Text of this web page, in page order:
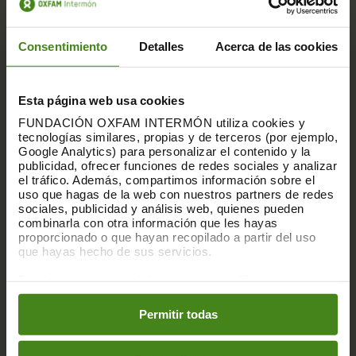
Consentimiento Detalles Acerca de las cookies
Esta página web usa cookies
FUNDACIÓN OXFAM INTERMÓN utiliza cookies y
tecnologías similares, propias y de terceros (por ejemplo,
Google Analytics) para personalizar el contenido y la
publicidad, ofrecer funciones de redes sociales y analizar
el tráfico. Además, compartimos información sobre el
uso que hagas de la web con nuestros partners de redes
sociales, publicidad y análisis web, quienes pueden
combinarla con otra información que les hayas
proporcionado o que hayan recopilado a partir del uso
que hayas hecho de sus servicios.
preferencias accediendo a nuestraPolítica de Cookieso
en los botones facilitados a continuación:
Permitir todas
DECISIONES POLÍTICAS QUE
BENEFICIEN A LA MAYORÍA:
Aumentar la duración de los contratos,
regular los precios, limitar las exigencias
abusivas. Garantizar alternativas
habitacionales a personas y hogares en
situación de vulnerabilidad que puedan
estar amenazadas por desahucios.
Gobierno central active todas las
herramientas estatales previstas por la